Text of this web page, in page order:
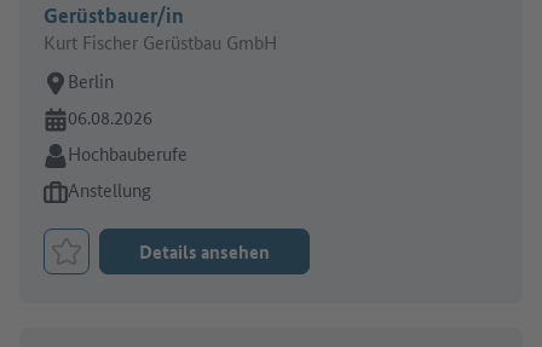
Gerüstbauer/in
Kurt Fischer Gerüstbau GmbH
Arbeitsort:
Berlin
Online seit:
06.08.2026
Branche:
Hochbauberufe
Art des Jobangebots:
Anstellung
Job merken
Details ansehen